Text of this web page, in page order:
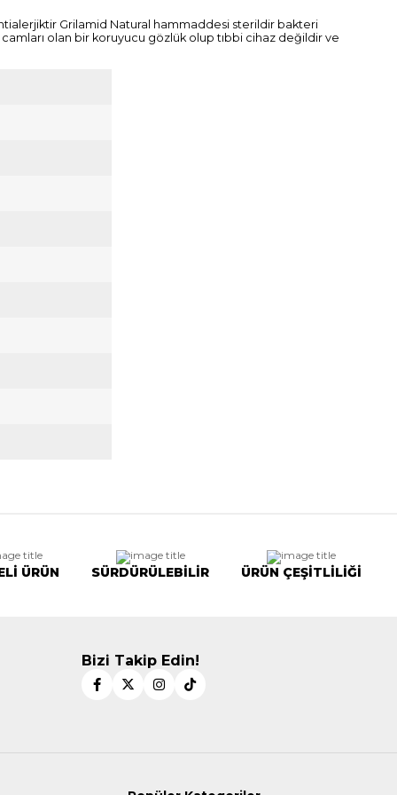
Grilamid Natural hammaddesi sterildir bakteri
olan bir koruyucu gözlük olup tıbbi cihaz değildir ve
ÜRÜN SÜRDÜRÜLEBİLİR ÜRÜN ÇEŞİTLİLİĞİ
Bizi Takip Edin!